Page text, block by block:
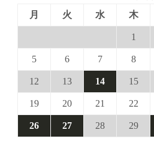
月
火 水 木
1
5 6 7 8
12 13 14 15
19 20 21 22
26 27 28 29